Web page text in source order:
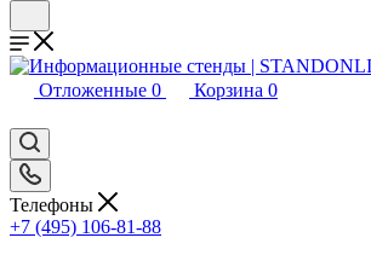
Отложенные 0 Корзина 0
Телефоны
+7 (495) 106-81-88